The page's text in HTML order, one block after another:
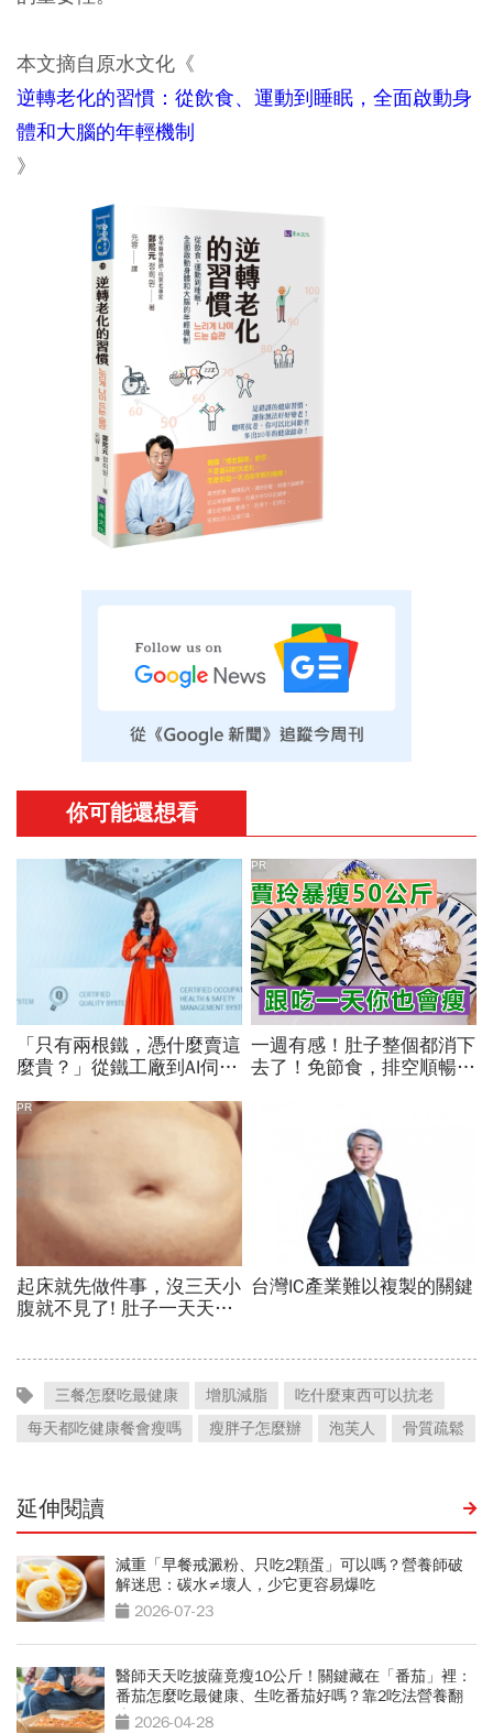
本文摘自原水文化《
逆轉老化的習慣：從飲食、運動到睡眠，全面啟動身
體和大腦的年輕機制
》
三餐怎麼吃最健康 增肌減脂
吃什麼東西可以抗老
每天都吃健康餐會瘦嗎
瘦胖子怎麼辦 泡芙人 骨質疏鬆
延伸閱讀
減重「早餐戒澱粉、只吃2顆蛋」可以嗎？營養師破
解迷思：碳水≠壞人，少它更容易爆吃
2026-07-23
醫師天天吃披薩竟瘦10公斤！關鍵藏在「番茄」裡：
番茄怎麼吃最健康、生吃番茄好嗎？靠2吃法營養翻
倍 2026-04-28